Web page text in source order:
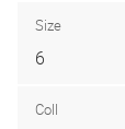
Size
6
Coll